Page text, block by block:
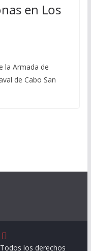
en Los
la Armada de
de Cabo San
los derechos